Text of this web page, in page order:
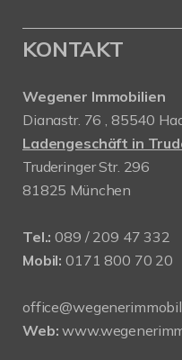
KONTAKT
Wegener Immobilien
Dianastr. 76 , 85540
Ladengeschäft in
Truderinger Str. 296
81825 München
Tel.: 089 / 209 47 332
Mobil: 0171 800 70 20
Web: